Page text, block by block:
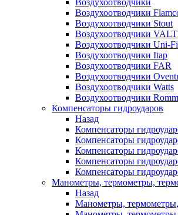
Воздухоотводчики
Воздухоотводчики
Воздухоотводчики Stout
Воздухоотводчики
Воздухоотводчики Uni-
Воздухоотводчики Itap
Воздухоотводчики FAR
Воздухоотводчики
Воздухоотводчики Watts
Воздухоотводчики
Компенсаторы гидроударов
Назад
Компенсаторы
Компенсаторы
Компенсаторы
Компенсаторы
Компенсаторы
Манометры, термометры,
Назад
Манометры,